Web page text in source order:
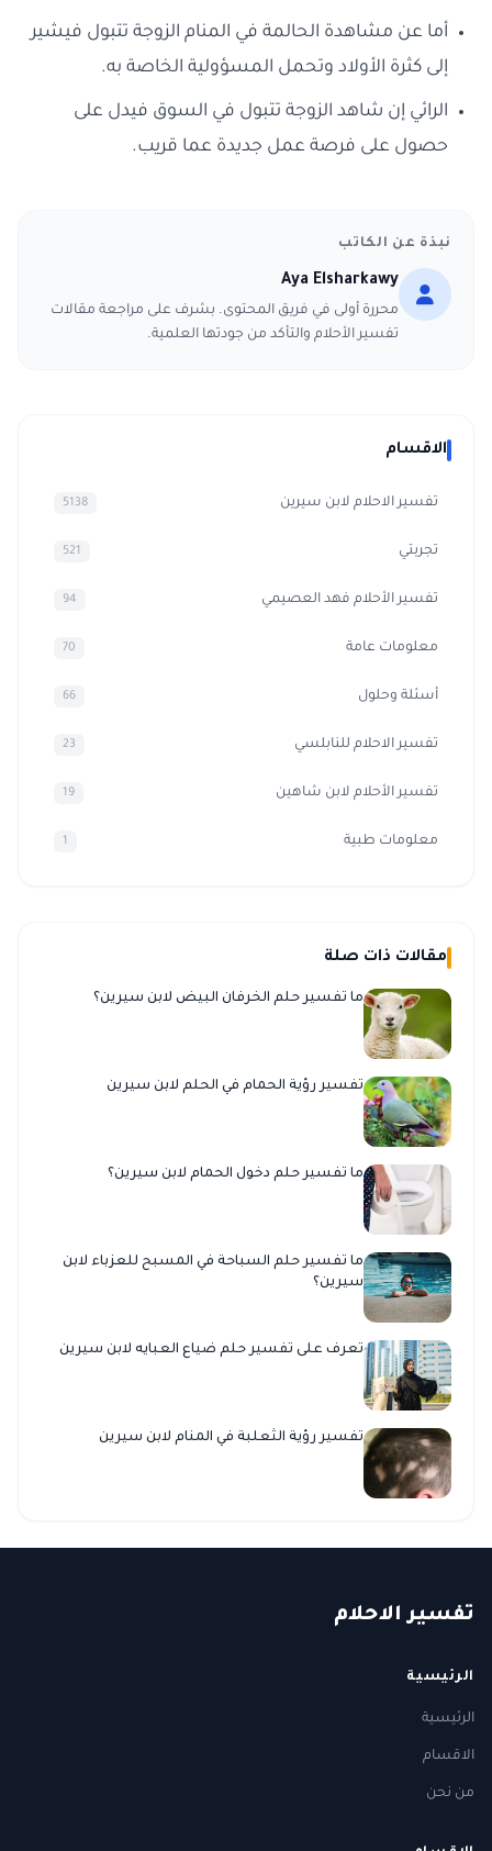
أما عن مشاهدة الحالمة في المنام الزوجة تتبول فيشير
إلى كثرة الأولاد وتحمل المسؤولية الخاصة به.
الرائي إن شاهد الزوجة تتبول في السوق فيدل على
حصول على فرصة عمل جديدة عما قريب.
نبذة عن الكاتب
Aya Elsharkawy
محررة أولى في فريق المحتوى. بشرف على مراجعة مقالات
تفسير الأحلام والتأكد من جودتها العلمية.
الاقسام
تفسير الاحلام لابن سيرين 5138
تجربتي 521
تفسير الأحلام فهد العصيمي 94
معلومات عامة 70
أسئلة وحلول 66
تفسير الاحلام للنابلسي 23
تفسير الأحلام لابن شاهين 19
معلومات طبية 1
مقالات ذات صلة
ما تفسير حلم الخرفان البيض لابن سيرين؟
تفسير رؤية الحمام في الحلم لابن سيرين
ما تفسير حلم دخول الحمام لابن سيرين؟
ما تفسير حلم السباحة في المسبح للعزباء لابن
سيرين؟
تعرف على تفسير حلم ضياع العبايه لابن سيرين
تفسير رؤية الثعلبة في المنام لابن سيرين
تفسير الاحلام
الرئيسية
الرئيسية
الاقسام
من نحن